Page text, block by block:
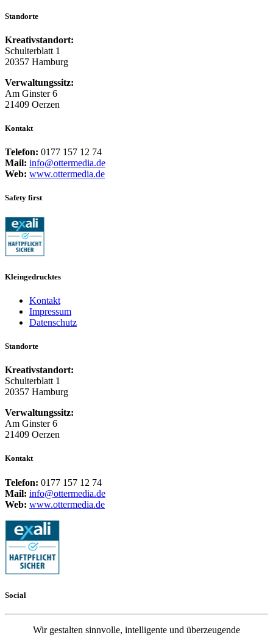
Standorte
Kreativstandort:
Schulterblatt 1
20357 Hamburg
Verwaltungssitz:
Am Ginster 6
21409 Oerzen
Kontakt
Telefon: 0177 157 12 74
Mail: info@ottermedia.de
Web: www.ottermedia.de
Safety first
Kleingedrucktes
Kontakt
Impressum
Datenschutz
Standorte
Kreativstandort:
Schulterblatt 1
20357 Hamburg
Verwaltungssitz:
Am Ginster 6
21409 Oerzen
Kontakt
Telefon: 0177 157 12 74
Mail: info@ottermedia.de
Web: www.ottermedia.de
Social
Wir gestalten sinnvolle, intelligente und überzeugende